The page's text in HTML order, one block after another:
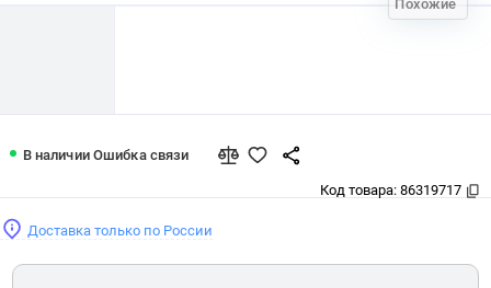
Похожие
В наличии Ошибка связи
Код товара: 86319717
Доставка только по России